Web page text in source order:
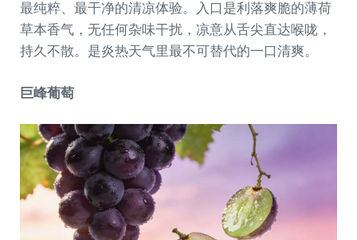
最纯粹、最干净的清凉体验。入口是利落爽脆的薄荷
草本香气，无任何杂味干扰，凉意从舌尖直达喉咙，
持久不散。是炎热天气里最不可替代的一口清爽。
巨峰葡萄